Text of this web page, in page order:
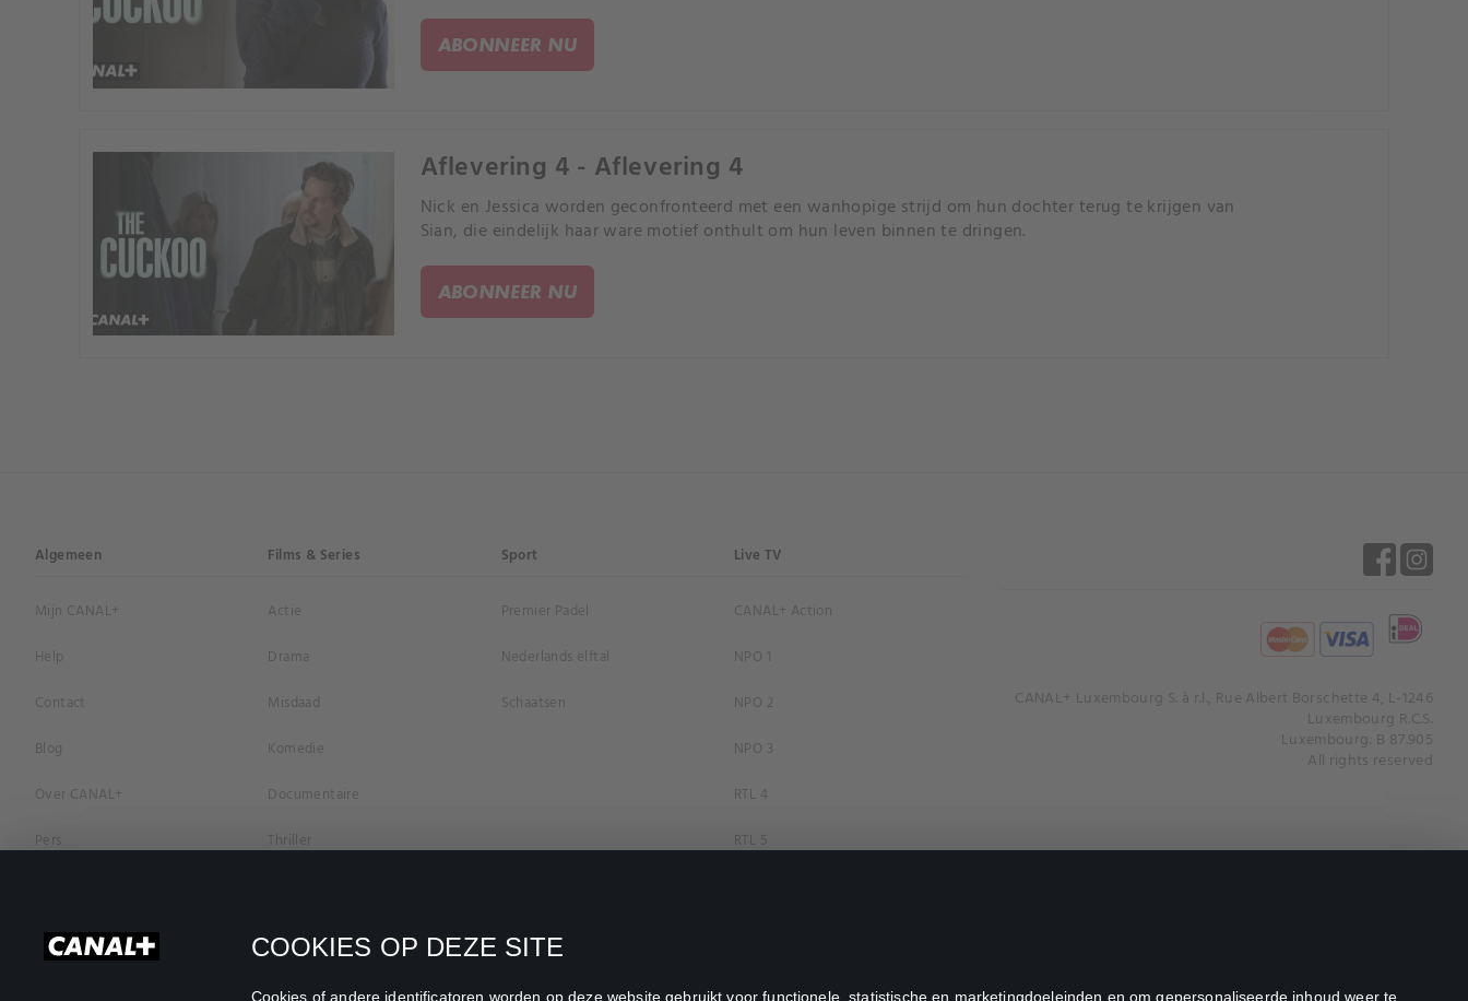
COOKIES OP DEZE SITE
Cookies of andere identificatoren worden op deze website gebruikt voor functionele, statistische en marketingdoeleinden en om gepersonaliseerde inhoud weer te
ABONNEER NU
Aflevering 4 - Aflevering 4
Nick en Jessica worden geconfronteerd met een wanhopige strijd om hun dochter terug te krijgen van
Sian, die eindelijk haar ware motief onthult om hun leven binnen te dringen.
ABONNEER NU
Algemeen
Mijn CANAL+
Help
Contact
Blog
Over CANAL+
Pers
Privacybeleid
Films & Series
Actie
Drama
Misdaad
Komedie
Documentaire
Thriller
Romantiek
Sport
Premier Padel
Nederlands elftal
Schaatsen
Live TV
CANAL+ Action
NPO 1
NPO 2
NPO 3
RTL 4
RTL 5
CANAL+ Luxembourg S. à r.l., Rue Albert Borschette 4, L-1246
Luxembourg R.C.S.
Luxembourg: B 87.905
All rights reserved